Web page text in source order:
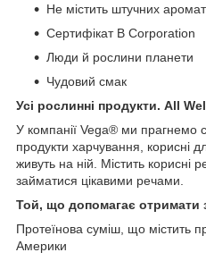
Не містить штучних
Сертифікат B Corporation
Люди й рослини планети
Чудовий смак
Усі рослинні продукти. All
У компанії Vega® ми прагнемо
продукти харчування, корисні
живуть на ній. Містить корисні
займатися цікавими речами.
Той, що допомагає отримати
Протеїнова суміш, що містить
Америки